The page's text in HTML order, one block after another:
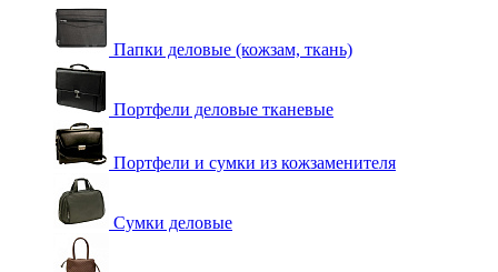
Папки деловые (кожзам, ткань)
Портфели деловые тканевые
Портфели и сумки из кожзаменителя
Сумки деловые